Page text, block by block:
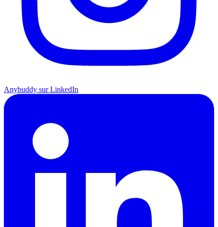
Anybuddy sur LinkedIn